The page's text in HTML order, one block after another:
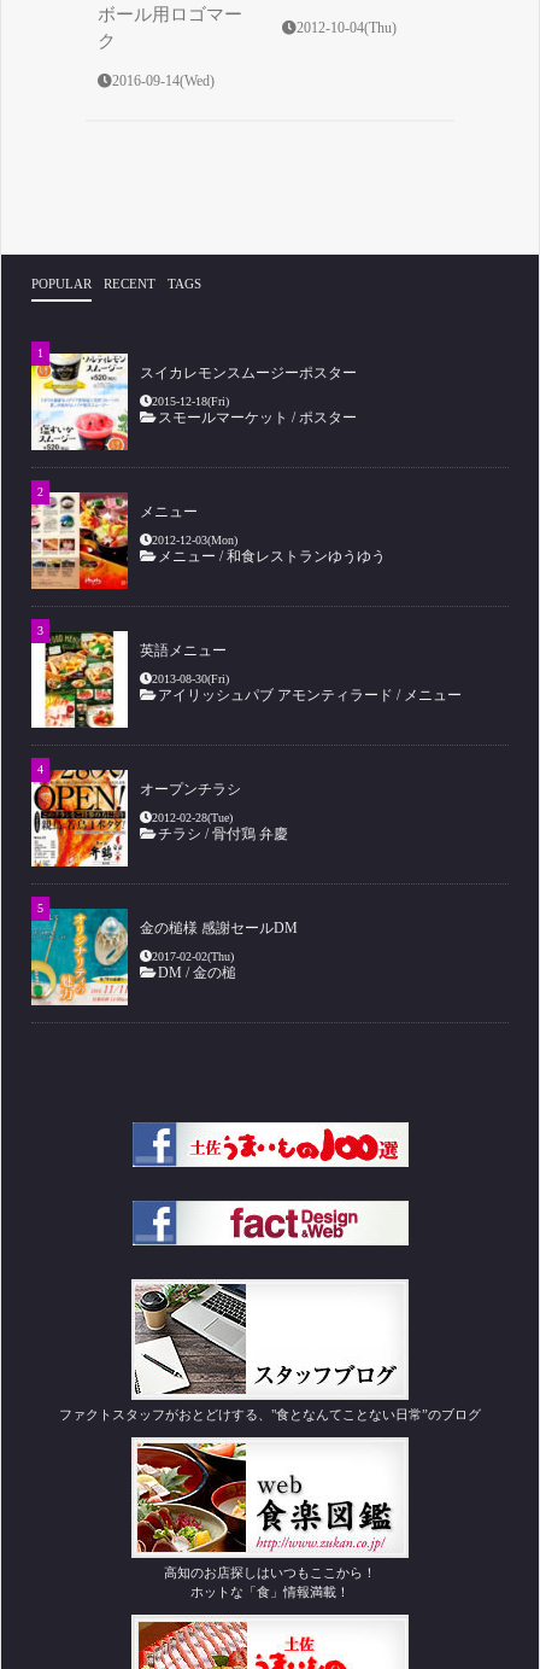
ボール用ロゴマー
ク
2016-09-14(Wed)
2012-10-04(Thu)
POPULAR RECENT TAGS
スイカレモンスムージーポスター
2015-12-18(Fri)
スモールマーケット /ポスター
メニュー
2012-12-03(Mon)
メニュー /和食レストランゆうゆう
英語メニュー
2013-08-30(Fri)
アイリッシュパブ アモンティラード / メニュー
オープンチラシ
2012-02-28(Tue)
チラシ /骨付鶏 弁慶
金の槌様 感謝セールDM
2017-02-02(Thu)
DM /金の槌
ファクトスタッフがおとどけする、"食となんてことない日常”のブログ
高知のお店探しはいつもここから！
ホットな「食」情報満載！